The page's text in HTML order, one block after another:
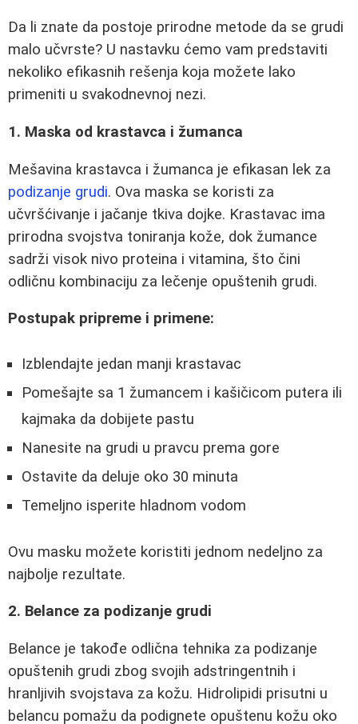
Da li znate da postoje prirodne metode da se grudi
malo učvrste? U nastavku ćemo vam predstaviti
nekoliko efikasnih rešenja koja možete lako
primeniti u svakodnevnoj nezi.
1. Maska od krastavca i žumanca
Mešavina krastavca i žumanca je efikasan lek za
podizanje grudi. Ova maska se koristi za
učvršćivanje i jačanje tkiva dojke. Krastavac ima
prirodna svojstva toniranja kože, dok žumance
sadrži visok nivo proteina i vitamina, što čini
odličnu kombinaciju za lečenje opuštenih grudi.
Postupak pripreme i primene:
Izblendajte jedan manji krastavac
Pomešajte sa 1 žumancem i kašičicom putera ili
kajmaka da dobijete pastu
Nanesite na grudi u pravcu prema gore
Ostavite da deluje oko 30 minuta
Temeljno isperite hladnom vodom
Ovu masku možete koristiti jednom nedeljno za
najbolje rezultate.
2. Belance za podizanje grudi
Belance je takođe odlična tehnika za podizanje
opuštenih grudi zbog svojih adstringentnih i
hranljivih svojstava za kožu. Hidrolipidi prisutni u
belancu pomažu da podignete opuštenu kožu oko